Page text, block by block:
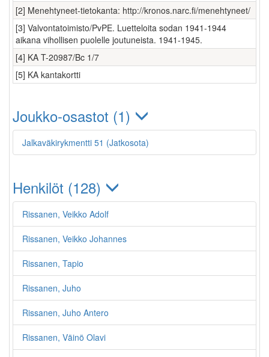
[2] Menehtyneet-tietokanta: http://kronos.narc.fi/menehtyneet/
[3] Valvontatoimisto/PvPE. Luetteloita sodan 1941-1944
aikana vihollisen puolelle joutuneista. 1941-1945.
[4] KA T-20987/Bc 1/7
[5] KA kantakortti
Joukko-osastot (1)
Jalkaväkirykmentti 51 (Jatkosota)
Henkilöt (128)
Rissanen, Veikko Adolf
Rissanen, Veikko Johannes
Rissanen, Tapio
Rissanen, Juho
Rissanen, Juho Antero
Rissanen, Väinö Olavi